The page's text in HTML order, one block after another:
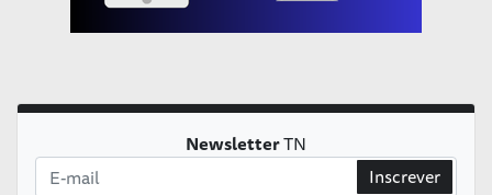
NewsletterTN
Inscrever